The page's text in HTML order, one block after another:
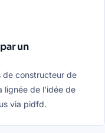
un
de constructeur de
lignée de l'idée de
via pidfd.